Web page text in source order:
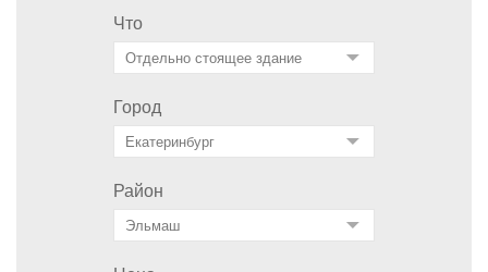
Что
Город
Район